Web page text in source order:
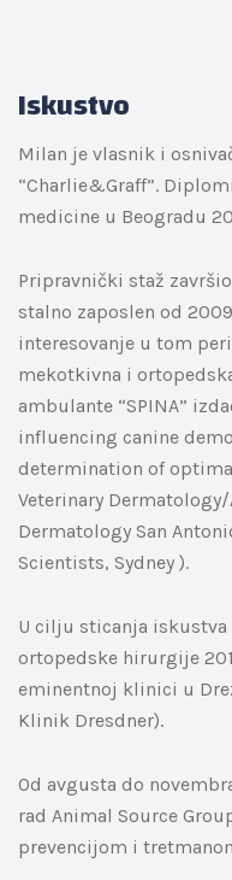
Iskustvo
Milan je vlasnik i
“Charlie&Graff”.
medicine u Beogradu
Pripravnički staž
stalno zaposlen od
interesovanje u tom
mekotkivna i
ambulante “SPINA”
influencing canine
determination of
Veterinary
Dermatology San
Scientists, Sydney ).
U cilju sticanja iskustva
ortopedske hirurgije
eminentnoj klinici u
Klinik Dresdner).
Od avgusta do
rad Animal Source
prevencijom i